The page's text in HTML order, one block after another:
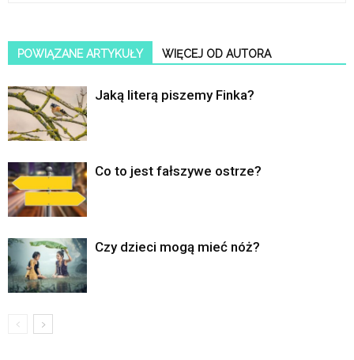
POWIĄZANE ARTYKUŁY WIĘCEJ OD AUTORA
Jaką literą piszemy Finka?
Co to jest fałszywe ostrze?
Czy dzieci mogą mieć nóż?